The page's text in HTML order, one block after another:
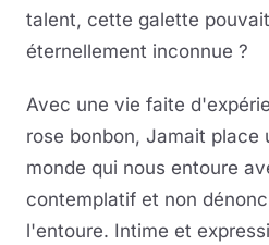
talent, cette galette
éternellement inconnue ?
Avec une vie faite
rose bonbon, Jamait place
monde qui nous entoure
contemplatif et non
l'entoure. Intime et